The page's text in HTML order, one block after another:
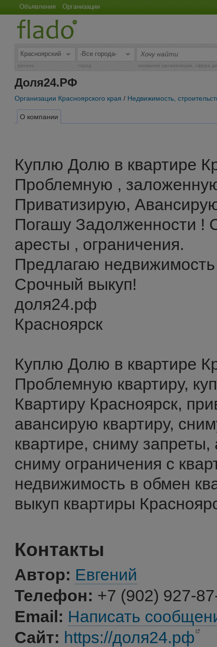
Объявления Организации
регион город название организации, сфера
Доля24.РФ
Организации Красноярского края / Недвижимость,
О компании
Куплю Долю в квартире
Проблемную ,
Приватизирую,
Погашу Задолженности !
аресты , ограничения.
Предлагаю
Срочный выкуп!
доля24.рф
Красноярск
Куплю Долю в квартире
Проблемную квартиру,
Квартиру Красноярск,
авансирую квартиру,
квартире, сниму
сниму ограничения с
недвижимость в обмен
выкуп квартиры
Контакты
Автор: Евгений
Телефон: +7 (902) 927-
Email: Написать
Сайт: https://доля24.рф